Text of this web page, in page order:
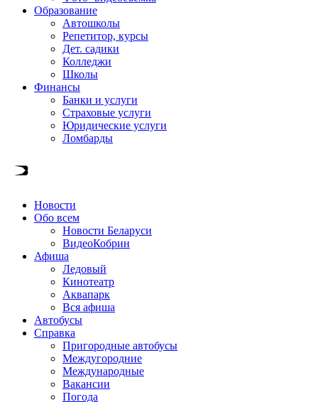
Образование
Автошколы
Репетитор, курсы
Дет. садики
Колледжи
Школы
Финансы
Банки и услуги
Страховые услуги
Юридические услуги
Ломбарды
Новости
Обо всем
Новости Беларуси
ВидеоКобрин
Афиша
Ледовый
Кинотеатр
Аквапарк
Вся афиша
Автобусы
Справка
Пригородные автобусы
Междугородние
Международные
Вакансии
Погода